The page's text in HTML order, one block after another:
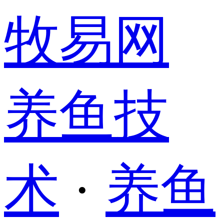
牧易网
养鱼技
术 · 养鱼